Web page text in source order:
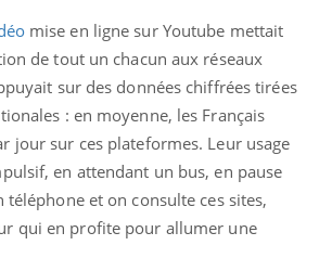
mise en ligne sur Youtube mettait
de tout un chacun aux réseaux
sur des données chiffrées tirées
: en moyenne, les Français
jour sur ces plateformes. Leur usage
en attendant un bus, en pause
téléphone et on consulte ces sites,
qui en profite pour allumer une